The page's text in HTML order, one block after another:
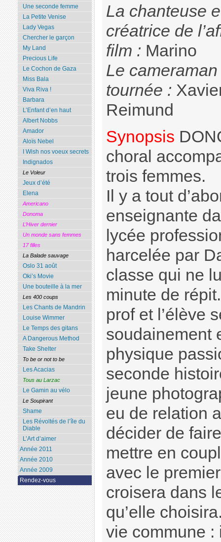
La chanteuse
créatrice de
film : Marino
Le
tournée :
Reimund
Synopsis
choral
trois femmes.
Il y a tout
enseignante
lycée
harcelée par
classe qui ne
minute de
prof et l’élève
soudainement
physique
seconde
jeune
eu de relation
décider de
mettre en
avec le
croisera dans
qu’elle
vie commune :
Une seconde femme
La Petite Venise
Lady Vegas
Chercher le garçon
My Land
Precious Life
Le Cochon de Gaza
Miss Bala
Viva Riva !
Barbara
L’Enfant d’en haut
Albert Nobbs
Amador
Aloïs Nebel
I Wish nos voeux secrets
Indignados
Le Voleur
Jeux d’été
Elena
Americano
Donoma
L’Hiver dernier
Un monde sans femmes
17 filles
La Balade sauvage
Oslo 31 août
Oki’s Movie
Une bouteille à la mer
Les 400 coups
Les Chants de Mandrin
Louise Wimmer
Le Temps des gitans
A Dangerous Method
Take Shelter
To be or not to be
Les Acacias
Tous au Larzac
Le Gamin au vélo
Le Soupirant
Shame
Les Révoltés de l’île du
Diable
L’Art d’aimer
Année 2011
Année 2010
Année 2009
Rendez-vous